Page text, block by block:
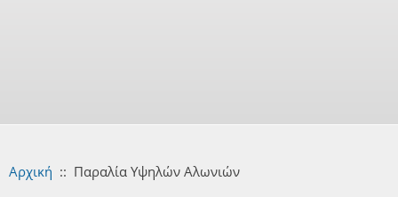
Αρχική :: Παραλία Υψηλών Αλωνιών